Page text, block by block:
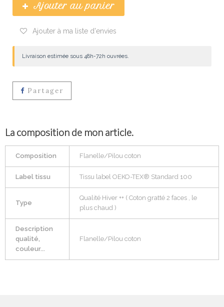
Ajouter au panier
Ajouter à ma liste d'envies
Livraison estimée sous 48h-72h ouvrées.
Partager
La composition de mon article.
Composition Flanelle/Pilou coton
Label tissu Tissu label OEKO-TEX® Standard 100
Type
Qualité Hiver ++ ( Coton gratté 2 faces , le
plus chaud )
Description
qualité,
couleur...
Flanelle/Pilou coton